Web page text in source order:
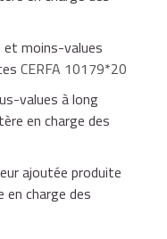
de l'IS
et moins-values
CERFA 10179*20
values à long
en charge des
ajoutée produite
en charge des